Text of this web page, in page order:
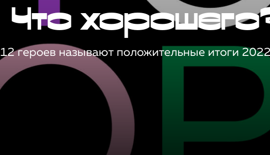
Что
12 героев называют положительные итоги